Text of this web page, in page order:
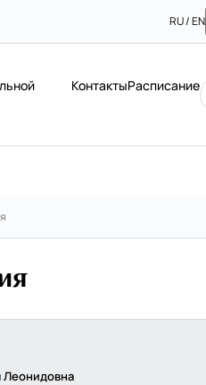
RU / EN
КонтактыРасписание
Леонидовна